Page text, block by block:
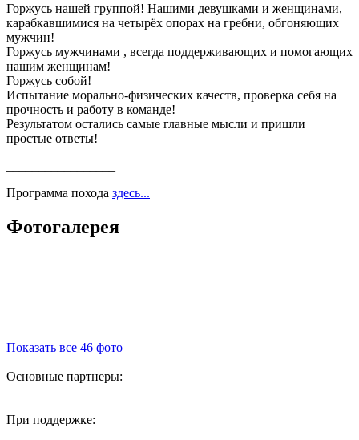
Горжусь нашей группой! Нашими девушками и женщинами,
карабкавшимися на четырёх опорах на гребни, обгоняющих
мужчин!
Горжусь мужчинами , всегда поддерживающих и помогающих
нашим женщинам!
Горжусь собой!
Испытание морально-физических качеств, проверка себя на
прочность и работу в команде!
Результатом остались самые главные мысли и пришли
простые ответы!
Программа похода здесь...
Фотогалерея
Показать все 46 фото
Основные партнеры:
При поддержке: